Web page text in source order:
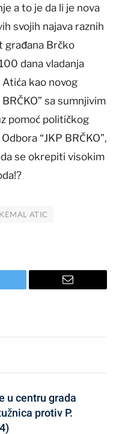
a to je da li je nova
svojih najava raznih
građana Brčko
dana vladanja
kao novog
sa sumnjivim
pomoć političkog
“JKP BRČKO”,
se okrepiti visokim
KEMAL ATIC
Email
u centru grada
protiv P.